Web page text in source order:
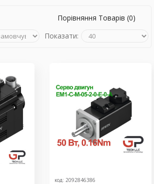
Порівняння Товарів (0)
Показати:
код: 2092846386